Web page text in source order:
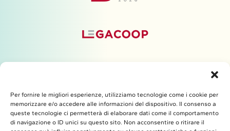
Per fornire le migliori esperienze, utilizziamo tecnologie come i cookie per
memorizzare e/o accedere alle informazioni del dispositivo. Il consenso a
queste tecnologie ci permetterà di elaborare dati come il comportamento
di navigazione o ID unici su questo sito. Non acconsentire o ritirare il
Con il contributo di